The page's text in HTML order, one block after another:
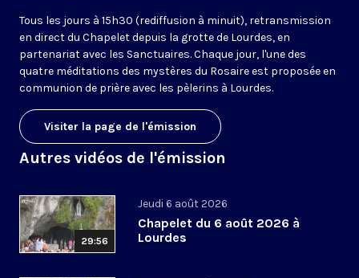
Tous les jours à 15h30 (rediffusion à minuit), retransmission
en direct du Chapelet depuis la grotte de Lourdes, en
partenariat avec les Sanctuaires. Chaque jour, l'une des
quatre méditations des mystères du Rosaire est proposée en
communion de prière avec les pèlerins à Lourdes.
Visiter la page de l'émission
Autres vidéos de l'émission
29:56
Jeudi 6 août 2026
Chapelet du 6 août 2026 à
Lourdes